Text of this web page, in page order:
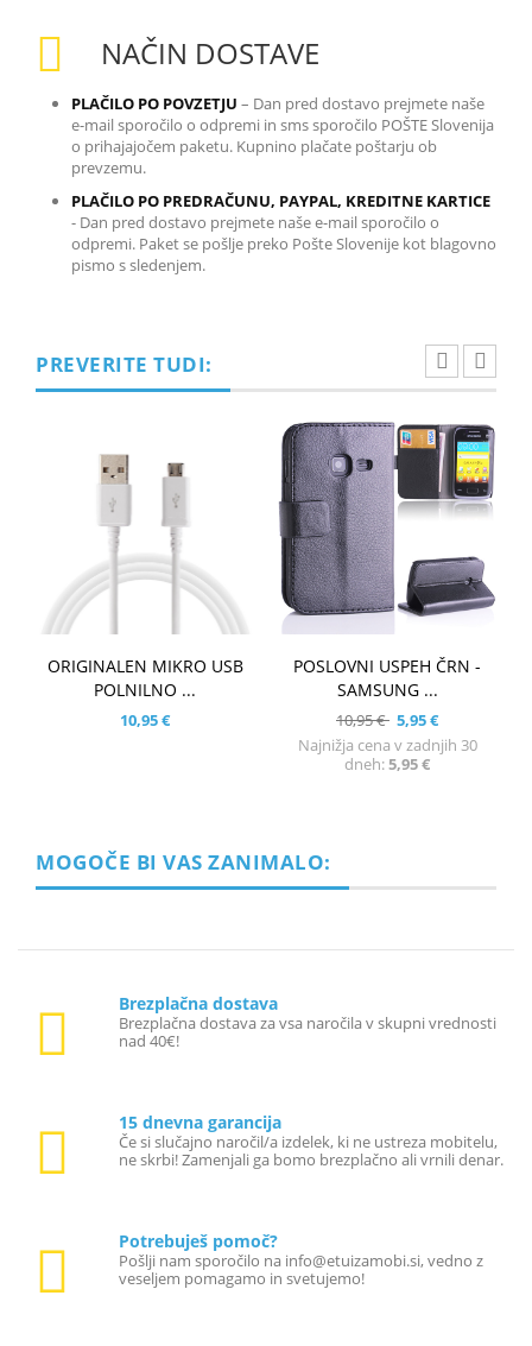
NAČIN DOSTAVE
PLAČILO PO POVZETJU – Dan pred dostavo prejmete naše
e-mail sporočilo o odpremi in sms sporočilo POŠTE Slovenija
o prihajajočem paketu. Kupnino plačate poštarju ob
prevzemu.
PLAČILO PO PREDRAČUNU, PAYPAL, KREDITNE KARTICE
- Dan pred dostavo prejmete naše e-mail sporočilo o
odpremi. Paket se pošlje preko Pošte Slovenije kot blagovno
pismo s sledenjem.
PREVERITE TUDI:
ORIGINALEN MIKRO USB
POLNILNO ...
10,95 €
POSLOVNI USPEH ČRN -
SAMSUNG ...
10,95 € 5,95 €
Najnižja cena v zadnjih 30
dneh:5,95 €
MOGOČE BI VAS ZANIMALO:
Brezplačna dostava
Brezplačna dostava za vsa naročila v skupni vrednosti
nad 40€!
15 dnevna garancija
Če si slučajno naročil/a izdelek, ki ne ustreza mobitelu,
ne skrbi! Zamenjali ga bomo brezplačno ali vrnili denar.
Potrebuješ pomoč?
Pošlji nam sporočilo na info@etuizamobi.si, vedno z
veseljem pomagamo in svetujemo!